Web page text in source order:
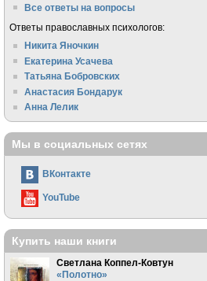
Все ответы на вопросы
Ответы православных психологов:
Никита Яночкин
Екатерина Усачева
Татьяна Бобровских
Анастасия Бондарук
Анна Лелик
Мы в социальных сетях
ВКонтакте
YouTube
Купить наши книги
Светлана Коппел-Ковтун
«Полотно»